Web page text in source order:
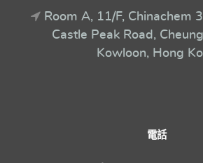
Room A, 11/F, Chinachem
Castle Peak Road,
Kowloon, Hong
電話